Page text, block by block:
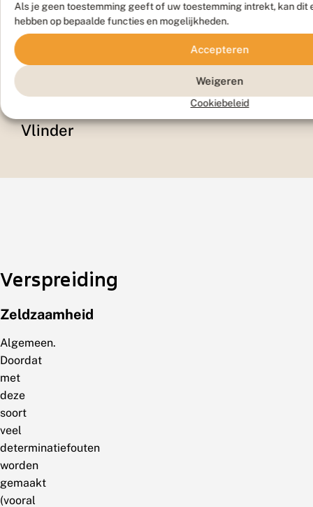
Als je geen toestemming geeft of uw toestemming intrekt, kan dit
hebben op bepaalde functies en mogelijkheden.
Accepteren
Weigeren
Cookiebeleid
Vlinder
Verspreiding
Zeldzaamheid
Algemeen.
Doordat
met
deze
soort
veel
determinatiefouten
worden
gemaakt
(vooral